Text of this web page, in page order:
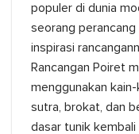
populer di dunia
seorang
inspirasi
Rancangan Poiret
menggunakan
sutra, brokat, dan
dasar tunik